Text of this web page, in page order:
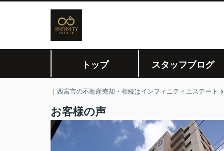
トップ スタッフブログ
｜西宮市の不動産売却・相続はインフィニティエステート
お客様の声